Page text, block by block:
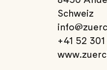
Schweiz
+41 52 301